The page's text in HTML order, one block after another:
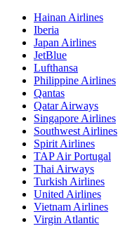
Hainan Airlines
Iberia
Japan Airlines
JetBlue
Lufthansa
Philippine Airlines
Qantas
Qatar Airways
Singapore Airlines
Southwest Airlines
Spirit Airlines
TAP Air Portugal
Thai Airways
Turkish Airlines
United Airlines
Vietnam Airlines
Virgin Atlantic